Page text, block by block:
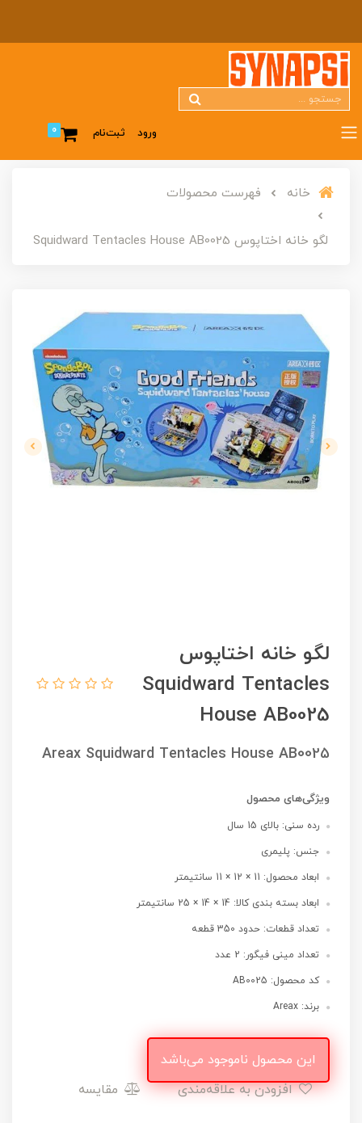
ورود ثبت‌نام 0
خانه فهرست محصولات
لگو خانه اختاپوس Squidward Tentacles House AB0025
لگو خانه اختاپوس
Squidward Tentacles
House AB0025
Areax Squidward Tentacles House AB0025
ویژگی‌های محصول
رده سنی: بالای 15 سال
جنس: پلیمری
ابعاد محصول: 11 × 12 × 11 سانتیمتر
ابعاد بسته بندی کالا: 14 × 14 × 25 سانتیمتر
تعداد قطعات: حدود 350 قطعه
تعداد مینی فیگور: 2 عدد
کد محصول: AB0025
برند: Areax
این محصول ناموجود می‌باشد
افزودن به علاقه‌مندی
مقایسه